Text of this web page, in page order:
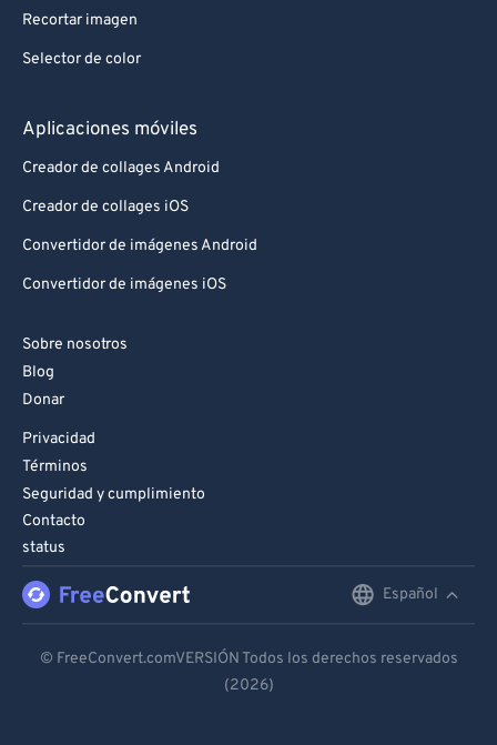
Recortar imagen
Selector de color
Aplicaciones móviles
Creador de collages Android
Creador de collages iOS
Convertidor de imágenes Android
Convertidor de imágenes iOS
Sobre nosotros
Blog
Donar
Privacidad
Términos
Seguridad y cumplimiento
Contacto
status
Español
Español
© FreeConvert.comVERSIÓN Todos los derechos reservados
(2026)